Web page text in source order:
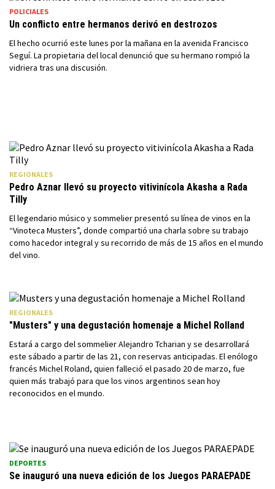
POLICIALES
Un conflicto entre hermanos derivó en destrozos
El hecho ocurrió este lunes por la mañana en la avenida Francisco
Seguí. La propietaria del local denunció que su hermano rompió la
vidriera tras una discusión.
REGIONALES
Pedro Aznar llevó su proyecto vitivinícola Akasha a Rada
Tilly
El legendario músico y sommelier presentó su línea de vinos en la
“Vinoteca Musters”, donde compartió una charla sobre su trabajo
como hacedor integral y su recorrido de más de 15 años en el mundo
del vino.
REGIONALES
"Musters" y una degustación homenaje a Michel Rolland
Estará a cargo del sommelier Alejandro Tcharian y se desarrollará
este sábado a partir de las 21, con reservas anticipadas. El enólogo
francés Michel Roland, quien falleció el pasado 20 de marzo, fue
quien más trabajó para que los vinos argentinos sean hoy
reconocidos en el mundo.
DEPORTES
Se inauguró una nueva edición de los Juegos PARAEPADE